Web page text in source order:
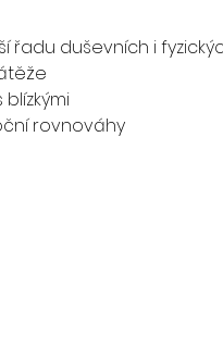
řadu duševních i
rovnováhy